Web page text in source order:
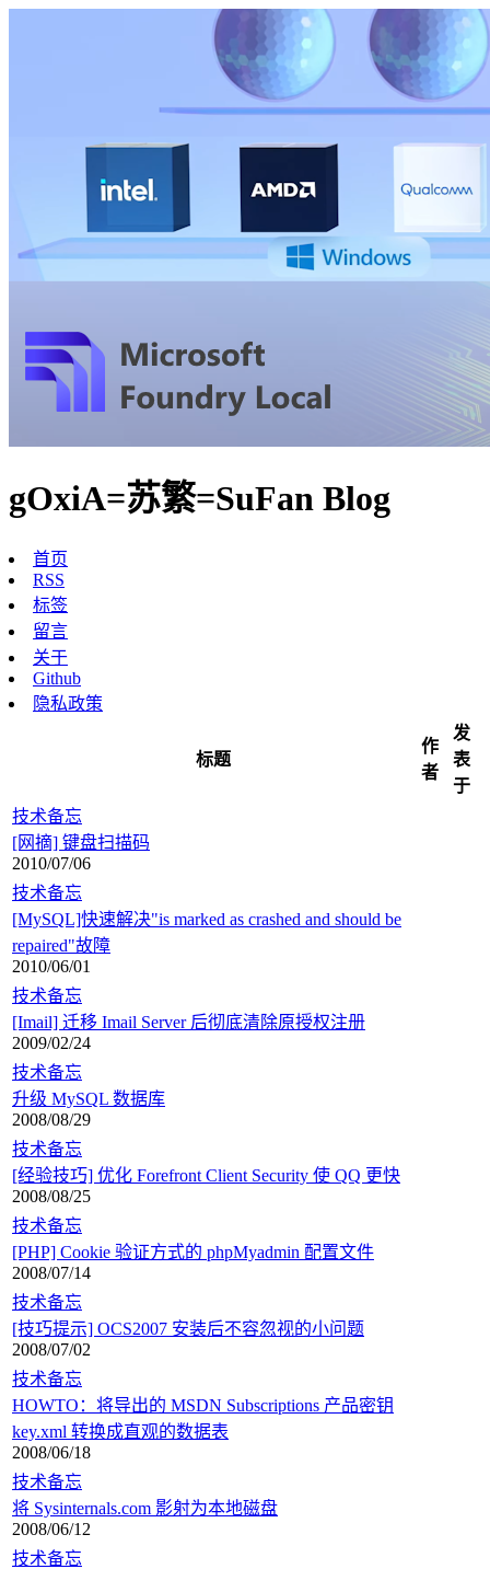
gOxiA=苏繁=SuFan Blog
首页
RSS
标签
留言
关于
Github
隐私政策
标题
作
者
发
表
于
技术备忘
[网摘] 键盘扫描码
2010/07/06
技术备忘
[MySQL]快速解决"is marked as crashed and should be
repaired"故障
2010/06/01
技术备忘
[Imail] 迁移 Imail Server 后彻底清除原授权注册
2009/02/24
技术备忘
升级 MySQL 数据库
2008/08/29
技术备忘
[经验技巧] 优化 Forefront Client Security 使 QQ 更快
2008/08/25
技术备忘
[PHP] Cookie 验证方式的 phpMyadmin 配置文件
2008/07/14
技术备忘
[技巧提示] OCS2007 安装后不容忽视的小问题
2008/07/02
技术备忘
HOWTO：将导出的 MSDN Subscriptions 产品密钥
key.xml 转换成直观的数据表
2008/06/18
技术备忘
将 Sysinternals.com 影射为本地磁盘
2008/06/12
技术备忘